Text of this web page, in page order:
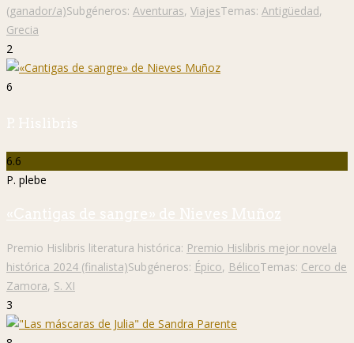
(ganador/a)Subgéneros: Aventuras, ViajesTemas: Antigüedad,
Grecia
2
6
P. Hislibris
6.6
P. plebe
«Cantigas de sangre» de Nieves Muñoz
Premio Hislibris literatura histórica: Premio Hislibris mejor novela
histórica 2024 (finalista)Subgéneros: Épico, BélicoTemas: Cerco de
Zamora, S. XI
3